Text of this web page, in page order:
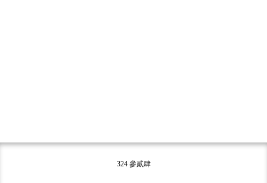
324 參貳肆